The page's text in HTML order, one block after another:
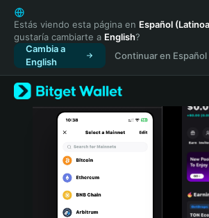
English
日本語
Tiếng Việt
Русский
Español (Latinoamérica)
Türkçe
Italiano
Português (Portugal)
Bahasa Indonesia
Estás viendo esta página en Español
gustaría cambiarte a English?
Cambia a
English
Continuar en